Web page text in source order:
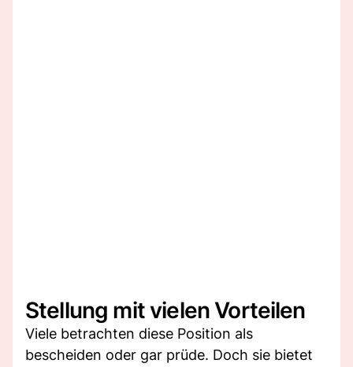
Stellung mit vielen Vorteilen
Viele betrachten diese Position als
bescheiden oder gar prüde. Doch sie bietet